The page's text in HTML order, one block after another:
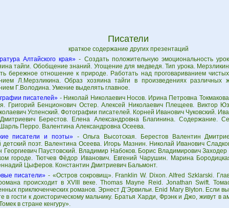
Писатели
краткое содержание других презентаций
Алтайского края» - Создать положительную эмоциональность
тайги. Обобщение знаний. Угощение для медведя. Тип урока.
бережное отношение к природе. Работать над проговариванием
Л.Мерзликина. Образ хозяина тайги в произведениях различных
Г.Володина. Умение выделять главное.
писателей» - Николай Николаевич Носов. Ирина Петровна
Григорий Бенционович Остер. Алексей Николаевич Плещеев. Виктор
Успенский. Фотографии писателей. Корней Иванович Чуковский.
Берестов. Елена Александровна Благинина. Содержание.
Перро. Валентина Александровна Осеева.
писатели и поэты»- Ольга Высотская. Берестов Валентин
детский поэт. Валентина Осеева. Игорь Мазнин. Николай Иванович
Георгиевич Паустовский. Владимир Набоков. Борис Владимирович Заходер
городе. Тютчев Фёдор Иванович. Евгений Чарушин. Марина
Цыферов. Константин Дмитриевич Бальмонт.
писатели» - «Остров сокровищ». Franklin W. Dixon. Alfred Szklarski.
происходит в XVIII веке. Thomas Mayne Reid. Jonathan Swift.
приключенческих романов. Эрнест Д’Эрвильи. Enid Mary Blyton. Если вы
в гости к доисторическому мальчику. Братья Харди, Фрэнк и Джо, живут в
в стране кенгуру».